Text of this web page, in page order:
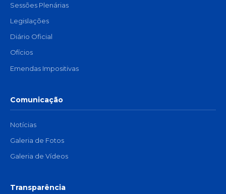
Sessões Plenárias
Legislações
Diário Oficial
Ofícios
Emendas Impositivas
Comunicação
Notícias
Galeria de Fotos
Galeria de Vídeos
Transparência